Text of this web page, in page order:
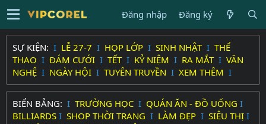
Đăng nhập Đăng ký
SỰ KIỆN: I LỄ 27-7 I HỌP LỚP I SINH NHẬT I THỂ
THAO I ĐÁM CƯỚI I TẾT I KỶ NIỆM I RA MẮT I VĂN
NGHỆ I NGÀY HỘI I TUYÊN TRUYỀN I XEM THÊM I
BIỂN BẢNG: I TRƯỜNG HỌC I QUÁN ĂN - ĐỒ UỐNG I
BILLIARDS I SHOP THỜI TRANG I LÀM ĐẸP I SIÊU THỊ I